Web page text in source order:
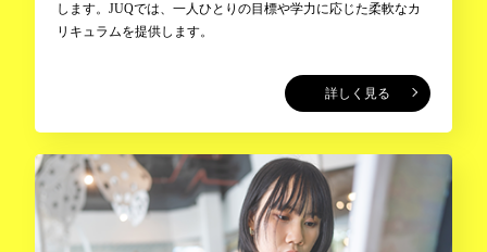
します。JUQでは、一人ひとりの目標や学力に応じた柔軟なカ
リキュラムを提供します。
詳しく見る